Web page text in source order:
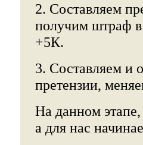
2. Составляем
получим штраф в
+5К.
3. Составляем и
претензии,
На данном этапе,
а для нас